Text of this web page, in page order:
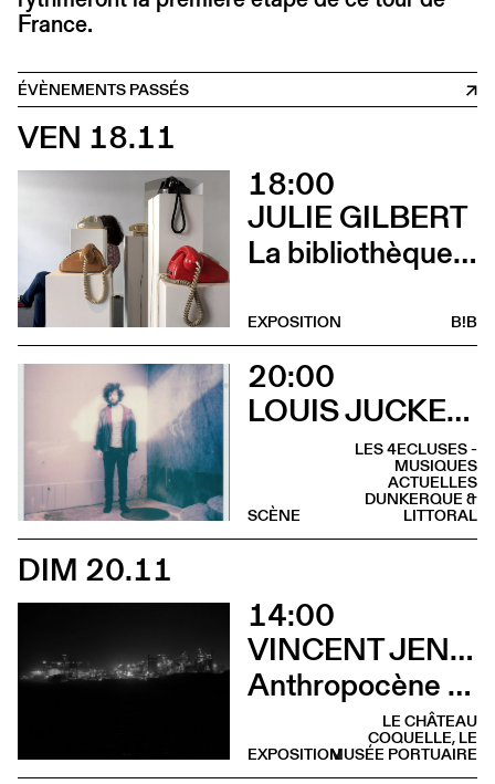
France.
ÉVÈNEMENTS PASSÉS
VEN 18.11
18:00
JULIE GILBERT
La bibliothèque sonore des femmes (Vernissage)
B!B
EXPOSITION
20:00
LOUIS JUCKER & ELIE ZOÉ
LES 4ECLUSES -
MUSIQUES
ACTUELLES
DUNKERQUE &
LITTORAL
SCÈNE
DIM 20.11
14:00
VINCENT JENDLY
Anthropocène (Visite guidée)
LE CHÂTEAU
COQUELLE, LE
MUSÉE PORTUAIRE
EXPOSITION